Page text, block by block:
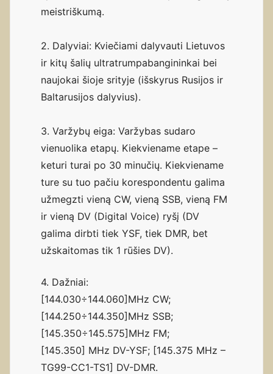
meistriškumą.
2. Dalyviai: Kviečiami dalyvauti Lietuvos
ir kitų šalių ultratrumpabangininkai bei
naujokai šioje srityje (išskyrus Rusijos ir
Baltarusijos dalyvius).
3. Varžybų eiga: Varžybas sudaro
vienuolika etapų. Kiekviename etape –
keturi turai po 30 minučių. Kiekviename
ture su tuo pačiu korespondentu galima
užmegzti vieną CW, vieną SSB, vieną FM
ir vieną DV (Digital Voice) ryšį (DV
galima dirbti tiek YSF, tiek DMR, bet
užskaitomas tik 1 rūšies DV).
4. Dažniai:
[144.030÷144.060]MHz CW;
[144.250÷144.350]MHz SSB;
[145.350÷145.575]MHz FM;
[145.350] MHz DV-YSF; [145.375 MHz –
TG99-CC1-TS1] DV-DMR.